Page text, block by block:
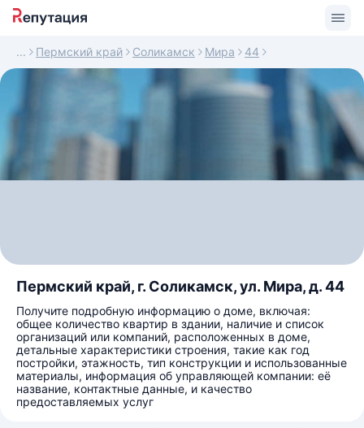
Пермский край Соликамск Мира 44
Пермский край, г. Соликамск, ул. Мира, д. 44
Получите подробную информацию о доме, включая:
общее количество квартир в здании, наличие и список
организаций или компаний, расположенных в доме,
детальные характеристики строения, такие как год
постройки, этажность, тип конструкции и использованные
материалы, информация об управляющей компании: её
название, контактные данные, и качество
предоставляемых услуг